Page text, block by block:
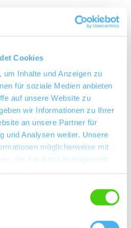
Cookies
Inhalte und Anzeigen zu
für soziale Medien anbieten
auf unsere Website zu
wir Informationen zu Ihrer
an unsere Partner für
und Analysen weiter. Unsere
möglicherweise mit
die Sie ihnen bereitgestellt
Wein